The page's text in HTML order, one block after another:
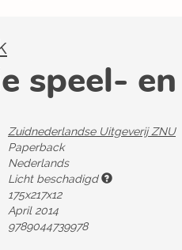
speel-
Zuidnederlandse Uitgeverij ZNU
Paperback
Nederlands
Licht beschadigd
175x217x12
April 2014
9789044739978